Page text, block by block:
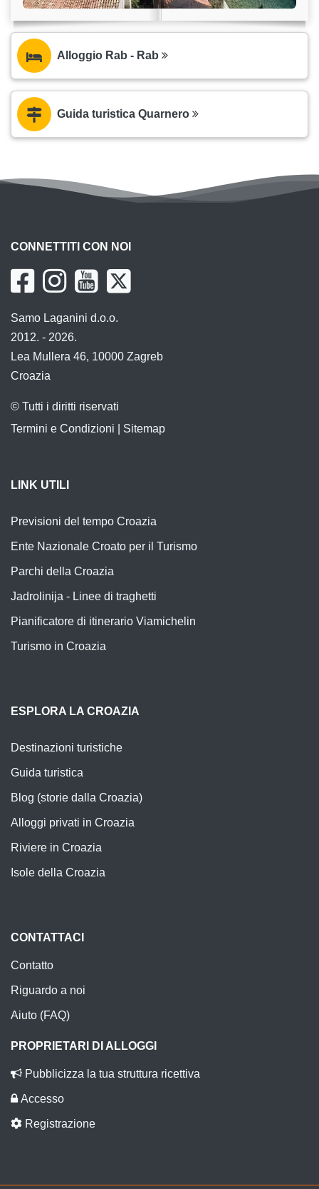
Alloggio Rab - Rab
Guida turistica Quarnero
CONNETTITI CON NOI
Samo Laganini d.o.o.
2012. - 2026.
Lea Mullera 46, 10000 Zagreb
Croazia
© Tutti i diritti riservati
Termini e Condizioni
Sitemap
LINK UTILI
Previsioni del tempo Croazia
Ente Nazionale Croato per il Turismo
Parchi della Croazia
Jadrolinija - Linee di traghetti
Pianificatore di itinerario Viamichelin
Turismo in Croazia
ESPLORA LA CROAZIA
Destinazioni turistiche
Guida turistica
Blog (storie dalla Croazia)
Alloggi privati in Croazia
Riviere in Croazia
Isole della Croazia
CONTATTACI
Contatto
Riguardo a noi
Aiuto (FAQ)
PROPRIETARI DI ALLOGGI
Pubblicizza la tua struttura ricettiva
Accesso
Registrazione